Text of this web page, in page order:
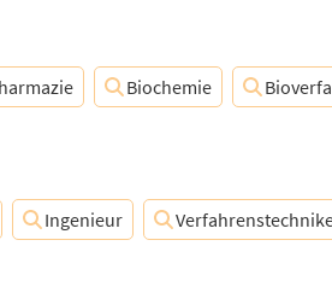
Biochemie
Ingenieur